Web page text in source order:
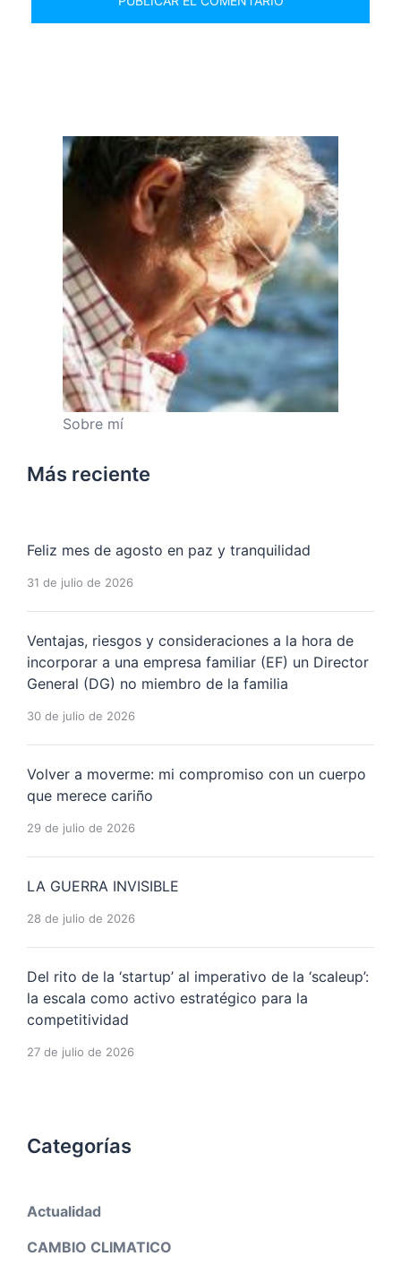
Sobre mí
Más reciente
Feliz mes de agosto en paz y tranquilidad
31 de julio de 2026
Ventajas, riesgos y consideraciones a la hora de
incorporar a una empresa familiar (EF) un Director
General (DG) no miembro de la familia
30 de julio de 2026
Volver a moverme: mi compromiso con un cuerpo
que merece cariño
29 de julio de 2026
LA GUERRA INVISIBLE
28 de julio de 2026
Del rito de la ‘startup’ al imperativo de la ‘scaleup’:
la escala como activo estratégico para la
competitividad
27 de julio de 2026
Categorías
Actualidad
CAMBIO CLIMATICO